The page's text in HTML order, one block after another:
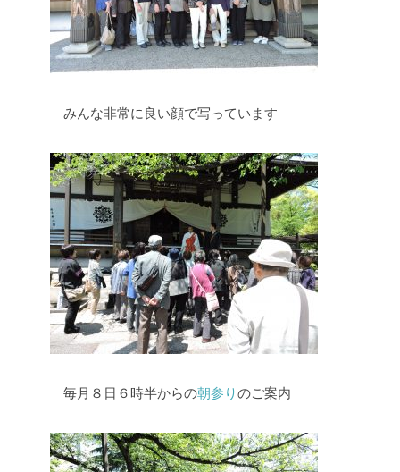
みんな非常に良い顔で写っています
毎月８日６時半からの朝参りのご案内